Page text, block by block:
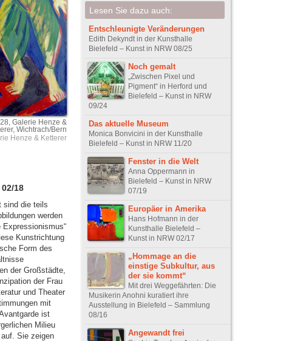
Galerie Henze &
Wichtrach/Bern
Henze & Ketterer
18
sind die teils
werden
Kunstrichtung
Form des
der Großstädte,
der Frau
und Theater
mit
ist
Milieu
Sie zeigen
Lesen Sie dazu auch:
Entschleunigte Veränderungen
Edith Dekyndt in der Kunsthalle
Bielefeld – Kunst in NRW 08/25
Noch gemalt
„Zwischen Pixel und
Pigment“ in Herford und
Bielefeld – Kunst in NRW
09/24
Das aktuelle Museum
Monica Bonvicini in der Kunsthalle
Bielefeld – Kunst in NRW 11/20
Fenster in die Welt
Anna Oppermann in
Bielefeld – Kunst in NRW
07/19
Europäer in Amerika
Hans Hofmann in der
Kunsthalle Bielefeld –
Kunst in NRW 02/17
„Hommage an die
einstige Subkultur, aus
der sie kommt“
Mit drei Weggefährten: Die
Musikerin Anohni kuratiert ihre
Ausstellung in Bielefeld – Sammlung
08/16
Angewandt frei